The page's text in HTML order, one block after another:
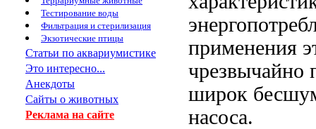
Тестирование воды
Фильтрация и стерилизация
Экзотические птицы
Статьи по аквариумистике
Это интересно...
Анекдоты
Сайты о животных
Реклама на сайте
применения
чрезвычайно
широк
насоса.